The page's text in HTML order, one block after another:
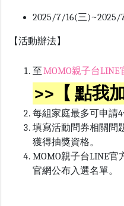
2025/7/16(三)~2025/
【活動辦法】
至MOMO親子台LINE
>>【 點我
每組家庭最多可申請4
填寫活動問券相關問
獲得抽獎資格。
MOMO親子台LINE官
官網公布入選名單。